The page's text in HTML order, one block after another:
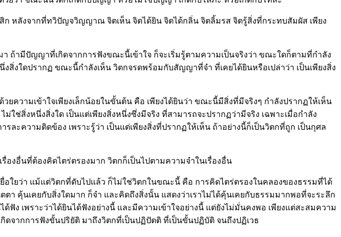
ก หลังจากที่ทวิปัญจวิญญาณ จิตเห็น จิตได้ยิน จิตได้กลิ่น จิตลิ้มรส จิตรู้สิ่งที่กระทบสัมผัส เพียง
ถ้ามีปัญญาที่เกิดจากการฟังขณะนี้เข้าใจ ก็จะเริ่มรู้ตามความเป็นจริงว่า ขณะใดก็ตามที่กำลัง
งใดปรากฏ ขณะนี้กำลังเห็น วิตกจรดพร้อมกับสัญญาที่จำ ที่เคยได้ยินหรือเปล่าว่า เป็นเพียงสิ่ง
วามเข้าใจเพียงเล็กน้อยในขั้นต้น คือ เพียงได้ยินว่า ขณะนี้มีสิ่งที่มีจริงๆ กำลังปรากฏให้เห็น
ใช่สิ่งหนึ่งสิ่งใด เป็นแต่เพียงสิ่งหนึ่งซึ่งมีจริง ที่สามารถจะปรากฏว่ามีจริง เฉพาะเมื่อกำลัง
ละความติดข้อง เพราะรู้ว่า เป็นแต่เพียงสิ่งที่ปรากฏให้เห็น ถ้าอย่างนี้ก็เป็นวิตกที่ถูก เป็นกุศล
องอื่นที่ต้องคิดไตร่ตรองมาก วิตกก็เป็นไปตามความจำในเรื่องอื่น
ใยว่า แม้แต่วิตกที่ดับไปแล้ว ก็ไม่ใช่วิตกในขณะนี้ คือ การคิดไตร่ตรองในคลองของธรรมที่ได้
า คุ้นเคยกับสิ่งใดมาก ก็จำ และคิดถึงสิ่งนั้น แสดงว่าเราไม่ได้คุ้นเคยกับธรรมมากพอที่จะระลึก
ง เพราะว่าได้ยินได้ฟังอย่างนี้ และมีความเข้าใจอย่างนี้ แต่ยังไม่มั่นคงพอ เพียงแต่สะสมความ
จากการฟังขั้นปริยัติ มาถึงวิตกที่เป็นปฏิปัตติ ที่เป็นขั้นปฏิบัติ จนถึงปฏิเวธ